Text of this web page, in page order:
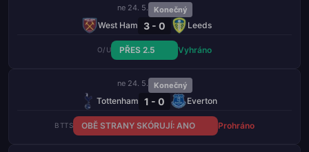
ne 24. 5. Konečný
West Ham 3 - 0 Leeds
O/U PŘES 2.5 Vyhráno
ne 24. 5. Konečný
Tottenham 1 - 0 Everton
BTTS OBĚ STRANY SKÓRUJÍ: ANO Prohráno